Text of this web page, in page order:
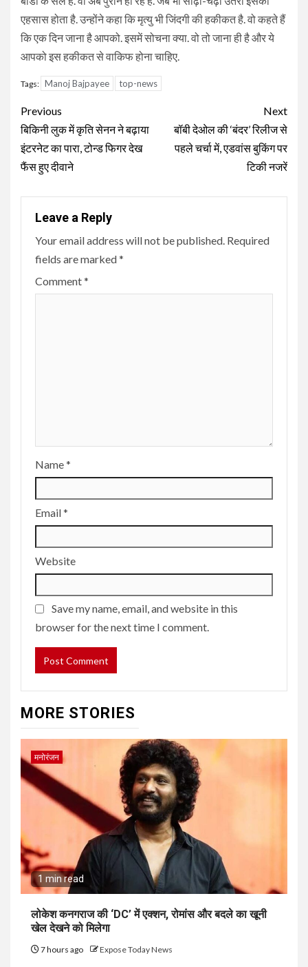
एहसास होता है. उन्होंने कहा कि मृत्यु भी जिंदगी की हकीकत है. वो कहते हैं
कि एक दिन जाना है आपको. इसमें सोचना क्या. वो तो जाना ही है और ये
आपको इस हकीकत से वाकिफ होना चाहिए.
Tags: Manoj Bajpayee top-news
Continue
Reading
Previous
बिकिनी लुक में कृति सेनन ने बढ़ाया
इंटरनेट का पारा, टोन्ड फिगर देख
फैंस हुए दीवाने
Next
बॉबी देओल की ‘बंदर’ रिलीज से
पहले चर्चा में, एडवांस बुकिंग पर
टिकी नजरें
Leave a Reply
Your email address will not be published. Required
fields are marked*
Comment*
Name*
Email*
Website
Save my name, email, and website in this
browser for the next time I comment.
MORE STORIES
मनोरंजन
1 min read
लोकेश कनगराज की ‘DC’ में एक्शन, रोमांस और बदले का खूनी
खेल देखने को मिलेगा
7 hours ago Expose Today News